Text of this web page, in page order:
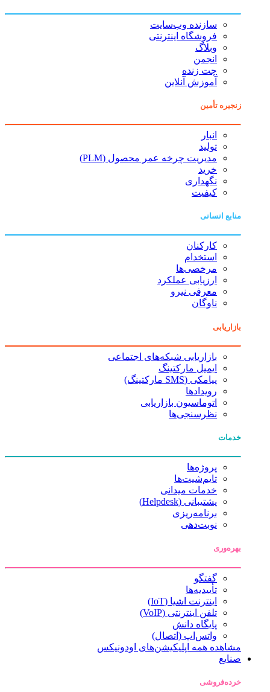
سازنده وب‌سایت
فروشگاه اینترنتی
وبلاگ
انجمن
چت زنده
آموزش آنلاین
زنجیره تأمین
انبار
تولید
مدیریت چرخه عمر محصول (PLM)
خرید
نگهداری
کیفیت
منابع انسانی
کارکنان
استخدام
مرخصی‌ها
ارزیابی عملکرد
معرفی نیرو
ناوگان
بازاریابی
بازاریابی شبکه‌های اجتماعی
ایمیل مارکتینگ
پیامکی (SMS مارکتینگ)
رویدادها
اتوماسیون بازاریابی
نظرسنجی‌ها
خدمات
پروژه‌ها
تایم‌شیت‌ها
خدمات میدانی
پشتیبانی (Helpdesk)
برنامه‌ریزی
نوبت‌دهی
بهره‌وری
گفتگو
تأییدیه‌ها
اینترنت اشیا (IoT)
تلفن اینترنتی (VoIP)
پایگاه دانش
واتس‌اپ (اتصال)
مشاهده همه اپلیکیشن‌های اودونیکس
صنایع
خرده‌فروشی